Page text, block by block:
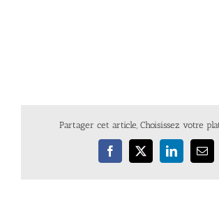
Partager cet article, Choisissez votre
Facebook
X LinkedIn